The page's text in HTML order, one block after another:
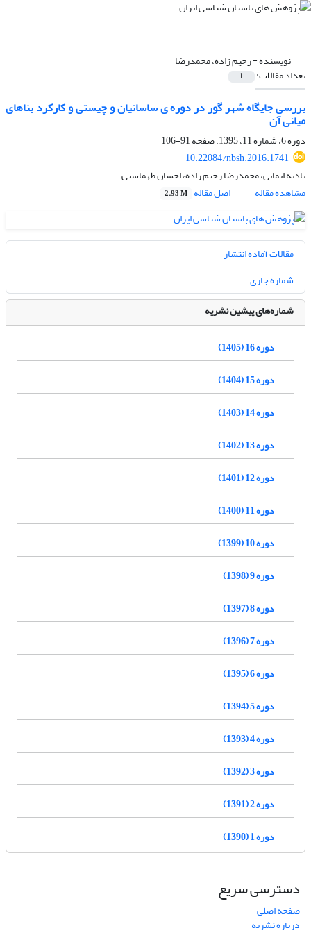
نویسنده =رحیم زاده، محمدرضا
تعداد مقالات: 1
بررسی جایگاه شهر گور در دوره ی ساسانیان و چیستی و کارکرد بناهای
میانی آن
دوره 6، شماره 11، 1395، صفحه
91-106
10.22084/nbsh.2016.1741
نادیه ایمانی، محمدرضا رحیم زاده، احسان طهماسبی
مشاهده مقاله
اصل مقاله 2.93 M
مقالات آماده انتشار
شماره جاری
شماره‌های پیشین نشریه
دوره 16 (1405)
دوره 15 (1404)
دوره 14 (1403)
دوره 13 (1402)
دوره 12 (1401)
دوره 11 (1400)
دوره 10 (1399)
دوره 9 (1398)
دوره 8 (1397)
دوره 7 (1396)
دوره 6 (1395)
دوره 5 (1394)
دوره 4 (1393)
دوره 3 (1392)
دوره 2 (1391)
دوره 1 (1390)
دسترسی سریع
صفحه اصلی
درباره نشریه